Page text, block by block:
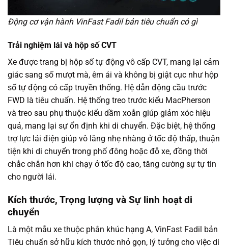
Động cơ vận hành VinFast Fadil bản tiêu chuẩn có gì
Trải nghiệm lái và hộp số CVT
Xe được trang bị hộp số tự động vô cấp CVT, mang lại cảm
giác sang số mượt mà, êm ái và không bị giật cục như hộp
số tự động có cấp truyền thống. Hệ dẫn động cầu trước
FWD là tiêu chuẩn. Hệ thống treo trước kiểu MacPherson
và treo sau phụ thuộc kiểu dầm xoắn giúp giảm xóc hiệu
quả, mang lại sự ổn định khi di chuyển. Đặc biệt, hệ thống
trợ lực lái điện giúp vô lăng nhẹ nhàng ở tốc độ thấp, thuận
tiện khi di chuyển trong phố đông hoặc đỗ xe, đồng thời
chắc chắn hơn khi chạy ở tốc độ cao, tăng cường sự tự tin
cho người lái.
Kích thước, Trọng lượng và Sự linh hoạt di
chuyển
Là một mẫu xe thuộc phân khúc hạng A, VinFast Fadil bản
Tiêu chuẩn sở hữu kích thước nhỏ gọn, lý tưởng cho việc di